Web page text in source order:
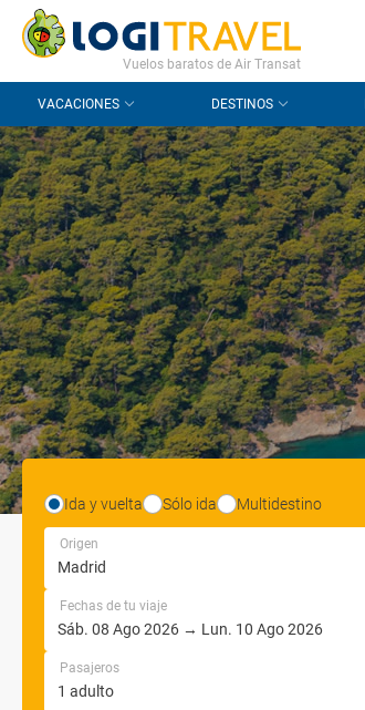
CONTACTO PREGUNTAS FRECUENTES
Vuelos baratos de Air Transat
VACACIONES DESTINOS
Ida y vuelta Sólo ida Multidestino
Origen
Fechas de tu viaje
Pasajeros